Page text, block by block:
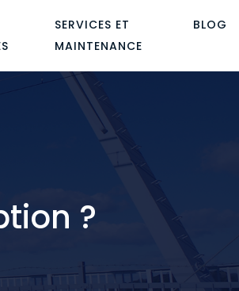
SERVICES ET
MAINTENANCE
BLOG
?